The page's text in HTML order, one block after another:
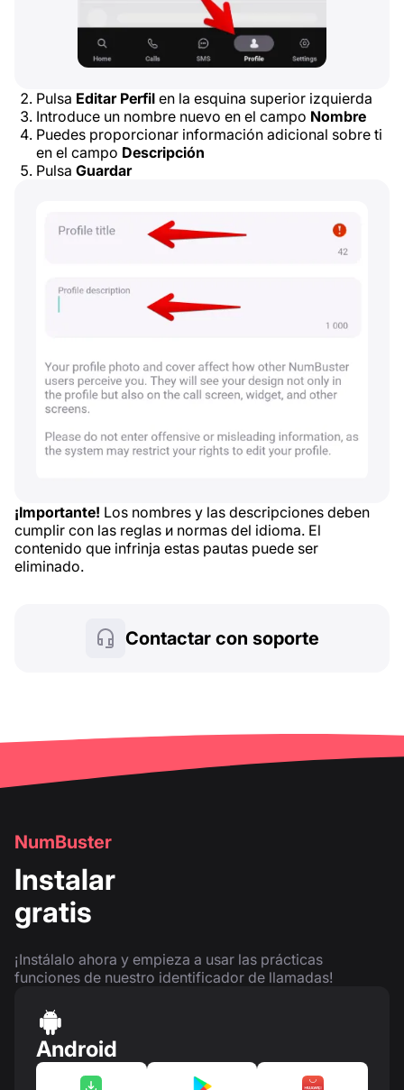
Pulsa Editar Perfil en la esquina superior izquierda
Introduce un nombre nuevo en el campo Nombre
Puedes proporcionar información adicional sobre ti
en el campo Descripción
Pulsa Guardar
¡Importante! Los nombres y las descripciones deben
cumplir con las reglas и normas del idioma. El
contenido que infrinja estas pautas puede ser
eliminado.
Contactar con soporte
NumBuster
Instalar
gratis
¡Instálalo ahora y empieza a usar las prácticas
funciones de nuestro identificador de llamadas!
Android